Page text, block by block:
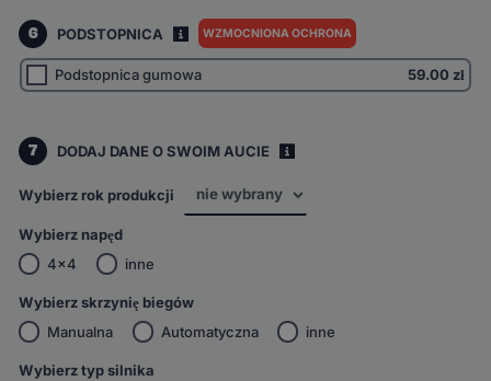
6 PODSTOPNICA WZMOCNIONA OCHRONA
Podstopnica gumowa 59.00 zł
7 DODAJ DANE O SWOIM AUCIE
Wybierz rok produkcji
Wybierz napęd
4x4
inne
Wybierz skrzynię biegów
Manualna
Automatyczna inne
Wybierz typ silnika